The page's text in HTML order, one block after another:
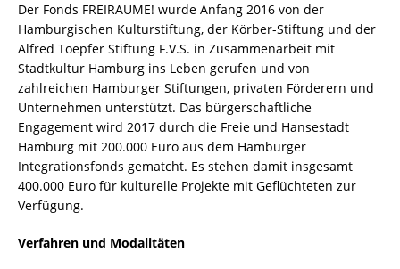
Der Fonds FREIRÄUME! wurde Anfang 2016 von der
Hamburgischen Kulturstiftung, der Körber-Stiftung und der
Alfred Toepfer Stiftung F.V.S. in Zusammenarbeit mit
Stadtkultur Hamburg ins Leben gerufen und von
zahlreichen Hamburger Stiftungen, privaten Förderern und
Unternehmen unterstützt. Das bürgerschaftliche
Engagement wird 2017 durch die Freie und Hansestadt
Hamburg mit 200.000 Euro aus dem Hamburger
Integrationsfonds gematcht. Es stehen damit insgesamt
400.000 Euro für kulturelle Projekte mit Geflüchteten zur
Verfügung.
Verfahren und Modalitäten